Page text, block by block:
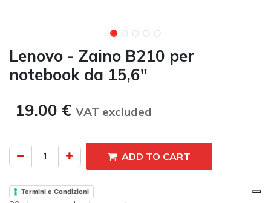
Lenovo - Zaino B210 per
notebook da 15,6"
19.00 € VAT excluded​
ADD TO CART
Termini e Condizioni